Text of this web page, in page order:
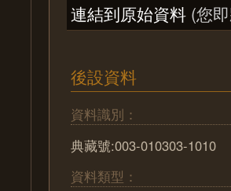
連結到原始資料 (您
後設資料
資料識別：
典藏號:003-010303-1010
資料類型：